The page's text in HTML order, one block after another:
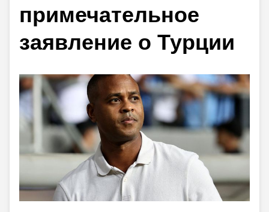
примечательное
заявление о Турции